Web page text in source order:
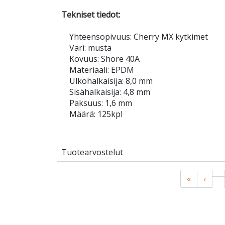
Tekniset tiedot:
Yhteensopivuus: Cherry MX kytkimet
Väri: musta
Kovuus: Shore 40A
Materiaali: EPDM
Ulkohalkaisija: 8,0 mm
Sisähalkaisija: 4,8 mm
Paksuus: 1,6 mm
Määrä: 125kpl
Tuotearvostelut
« ‹